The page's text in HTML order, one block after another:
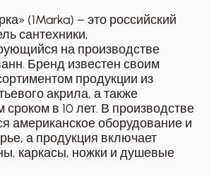
(1Marka) – это российский
сантехники,
на производстве
Бренд известен своим
продукции из
акрила, а также
сроком в 10 лет. В производстве
американское оборудование и
а продукция включает
каркасы, ножки и душевые